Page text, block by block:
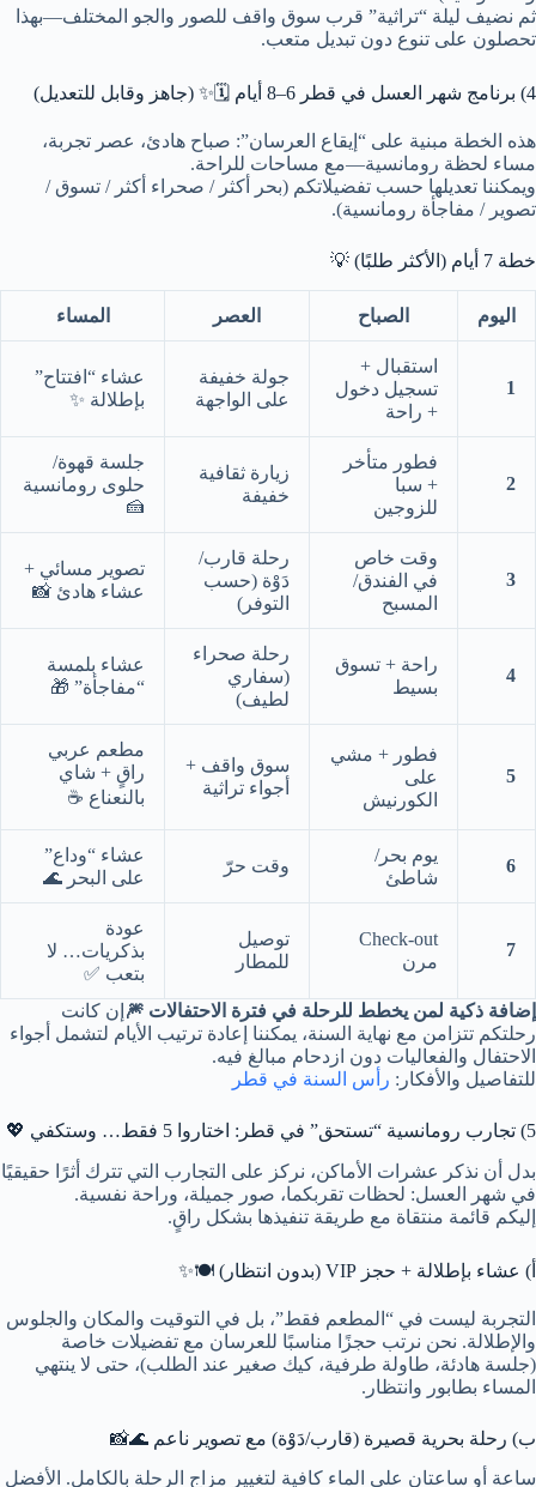
ثم نضيف ليلة “تراثية” قرب سوق واقف للصور والجو المختلف—بهذا
تحصلون على تنوع دون تبديل متعب.
4) برنامج شهر العسل في قطر 6–8 أيام 🗓️✨ (جاهز وقابل للتعديل)
هذه الخطة مبنية على “إيقاع العرسان”: صباح هادئ، عصر تجربة،
مساء لحظة رومانسية—مع مساحات للراحة.
ويمكننا تعديلها حسب تفضيلاتكم (بحر أكثر / صحراء أكثر / تسوق /
تصوير / مفاجأة رومانسية).
خطة 7 أيام (الأكثر طلبًا) 💡
اليوم الصباح العصر المساء
1
استقبال +
تسجيل دخول
+ راحة
جولة خفيفة
على الواجهة
عشاء “افتتاح”
بإطلالة ✨
2
فطور متأخر
+ سبا
للزوجين
زيارة ثقافية
خفيفة
جلسة قهوة/
حلوى رومانسية
🍰
3
وقت خاص
في الفندق/
المسبح
رحلة قارب/
دَوْة (حسب
التوفر)
تصوير مسائي +
عشاء هادئ 📸
4
راحة + تسوق
بسيط
رحلة صحراء
(سفاري
لطيف)
عشاء بلمسة
“مفاجأة” 🎁
5
فطور + مشي
على
الكورنيش
سوق واقف +
أجواء تراثية
مطعم عربي
راقٍ + شاي
بالنعناع ☕
6
يوم بحر/
شاطئ
وقت حرّ
عشاء “وداع”
على البحر 🌊
7
Check-out
مرن
توصيل
للمطار
عودة
بذكريات… لا
بتعب ✅
إضافة ذكية لمن يخطط للرحلة في فترة الاحتفالات 🎆 إن كانت
رحلتكم تتزامن مع نهاية السنة، يمكننا إعادة ترتيب الأيام لتشمل أجواء
الاحتفال والفعاليات دون ازدحام مبالغ فيه.
للتفاصيل والأفكار: رأس السنة في قطر
5) تجارب رومانسية “تستحق” في قطر: اختاروا 5 فقط… وستكفي 💖
بدل أن نذكر عشرات الأماكن، نركز على التجارب التي تترك أثرًا حقيقيًا
في شهر العسل: لحظات تقربكما، صور جميلة، وراحة نفسية.
إليكم قائمة منتقاة مع طريقة تنفيذها بشكل راقٍ.
أ) عشاء بإطلالة + حجز VIP (بدون انتظار) 🍽️✨
التجربة ليست في “المطعم فقط”، بل في التوقيت والمكان والجلوس
والإطلالة. نحن نرتب حجزًا مناسبًا للعرسان مع تفضيلات خاصة
(جلسة هادئة، طاولة طرفية، كيك صغير عند الطلب)، حتى لا ينتهي
المساء بطابور وانتظار.
ب) رحلة بحرية قصيرة (قارب/دَوْة) مع تصوير ناعم 🌊📸
ساعة أو ساعتان على الماء كافية لتغيير مزاج الرحلة بالكامل. الأفضل